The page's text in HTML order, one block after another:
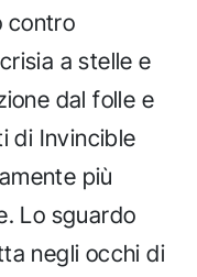
contro
a stelle e
dal folle e
di Invincible
più
Lo sguardo
negli occhi di